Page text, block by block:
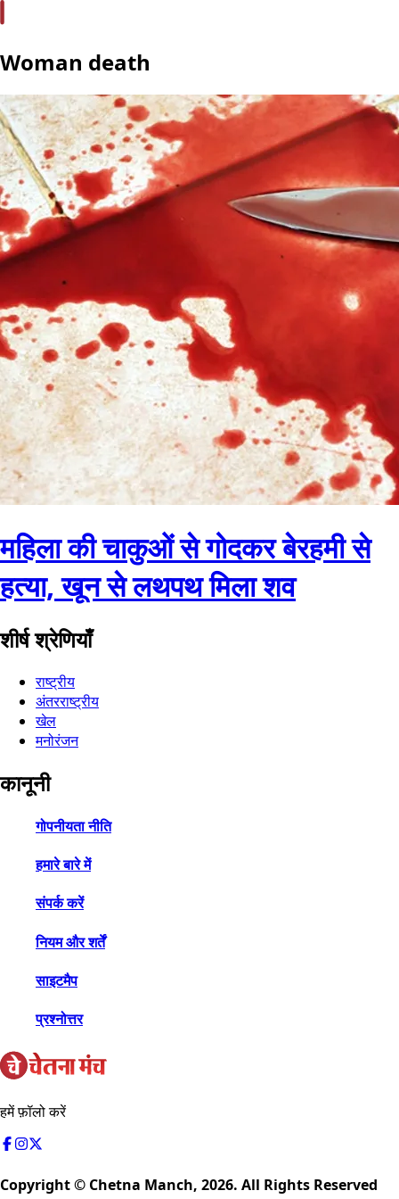
Woman death
महिला की चाकुओं से गोदकर बेरहमी से
हत्या, खून से लथपथ मिला शव
शीर्ष श्रेणियाँ
राष्ट्रीय
अंतरराष्ट्रीय
खेल
मनोरंजन
कानूनी
गोपनीयता नीति
हमारे बारे में
संपर्क करें
नियम और शर्तें
साइटमैप
प्रश्नोत्तर
हमें फ़ॉलो करें
Copyright © Chetna Manch, 2026. All Rights Reserved